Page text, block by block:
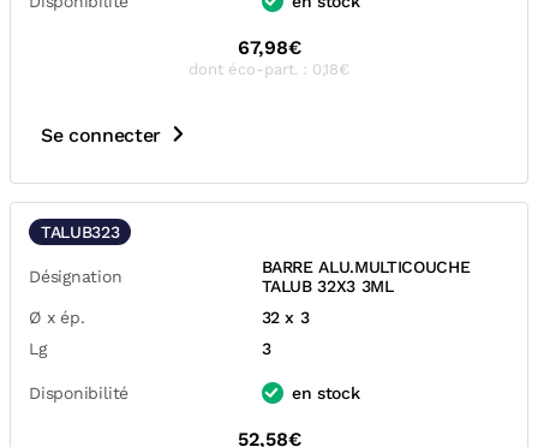
67,98€
dont éco-part. : 0,18€
Se connecter
TALUB323
Désignation
BARRE ALU.MULTICOUCHE
TALUB 32X3 3ML
Ø x ép.
32 x 3
Lg
3
Disponibilité en stock
52,58€